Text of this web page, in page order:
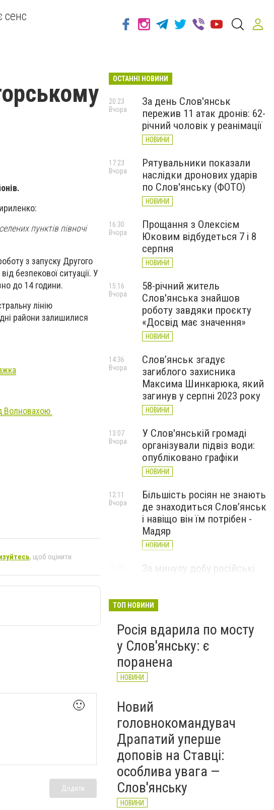
пунктів півночі
з запуску Другого
безпекової ситуації. У
до 14 години.
лінію
райони залишилися
Волновахою
, щоб оцінити
🙂
Додати
ОСТАННІ НОВИНИ
За день Слов'янськ
пережив 11 атак дронів: 62-
річний чоловік у реанімації
НОВИНИ
20:23
Вчора
Рятувальники показали
наслідки дронових ударів
по Слов'янську (ФОТО)
НОВИНИ
17:23
Вчора
Прощання з Олексієм
Юковим відбудеться 7 і 8
серпня
НОВИНИ
16:30
Вчора
58-річний житель
Слов'янська знайшов
роботу завдяки проєкту
«Досвід має значення»
НОВИНИ
15:16
Вчора
Слов’янськ згадує
загиблого захисника
Максима Шинкарюка, який
загинув у серпні 2023 року
НОВИНИ
14:36
Вчора
У Слов'янській громаді
організували підвіз води:
опубліковано графіки
НОВИНИ
13:07
Вчора
Більшість росіян не знають
де знаходиться Слов’янськ
і навіщо він їм потрібен -
Мадяр
НОВИНИ
12:11
Вчора
За минулу добу російські
великої війни: 6 серпня
ТОП НОВИНИ
Росія вдарила по мосту
у Слов'янську: є
поранена
НОВИНИ
Новий
головнокомандувач
Драпатий уперше
доповів на Ставці:
особлива увага —
Слов'янську
НОВИНИ